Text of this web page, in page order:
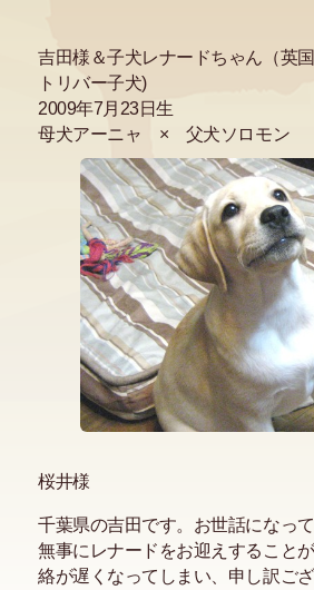
吉田様＆子犬レナードちゃん（英
トリバー子犬)
2009年7月23日生
母犬アーニャ × 父犬ソロモン
桜井様
千葉県の吉田です。お世話になっ
無事にレナードをお迎えすること
絡が遅くなってしまい、申し訳ご